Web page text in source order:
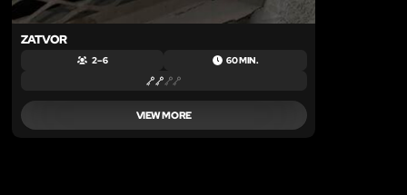
ZATVOR
2 – 6 60 MIN.
VIEW MORE